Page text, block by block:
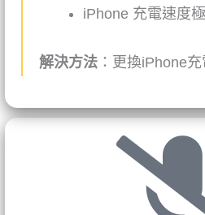
iPhone 充電速度
解決方法 ：更換iPhone充